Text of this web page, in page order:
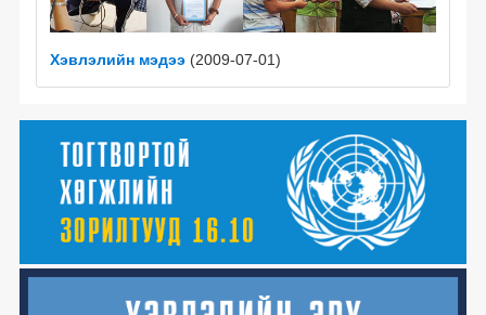
Хэвлэлийн мэдээ(2009-07-01)